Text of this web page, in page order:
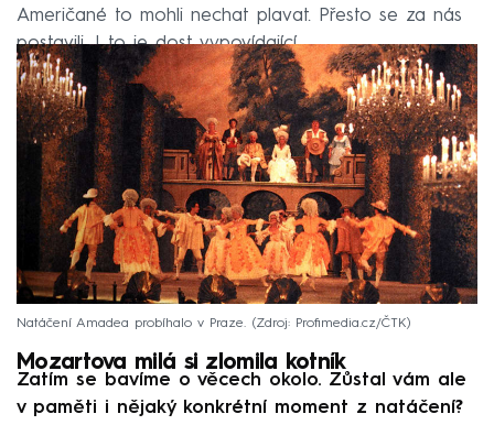
Američané to mohli nechat plavat. Přesto se za nás
postavili. I to je dost vypovídající.
Natáčení Amadea probíhalo v Praze. Zdroj: Profimedia.cz/ČTK
Mozartova milá si zlomila kotník
Zatím se bavíme o věcech okolo. Zůstal vám ale
v paměti i nějaký konkrétní moment z natáčení?